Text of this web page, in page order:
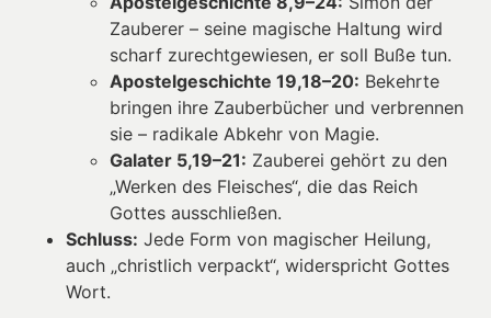
Zauberer – seine magische Haltung wird
scharf zurechtgewiesen, er soll Buße tun.
Apostelgeschichte 19,18–20: Bekehrte
bringen ihre Zauberbücher und verbrennen
sie – radikale Abkehr von Magie.
Galater 5,19–21: Zauberei gehört zu den
„Werken des Fleisches“, die das Reich
Gottes ausschließen.
Schluss: Jede Form von magischer Heilung,
auch „christlich verpackt“, widerspricht Gottes
Wort.